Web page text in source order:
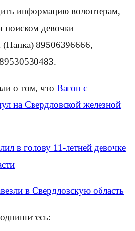
информацию волонтерам,
поиском девочки —
(Напка) 89506396666,
о том, что Вагон с
на Свердловской железной
в голову 11-летней девочке
в Свердловскую область